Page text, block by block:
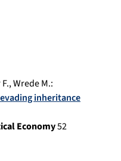
,Wrede M.:
inheritance
Economy52